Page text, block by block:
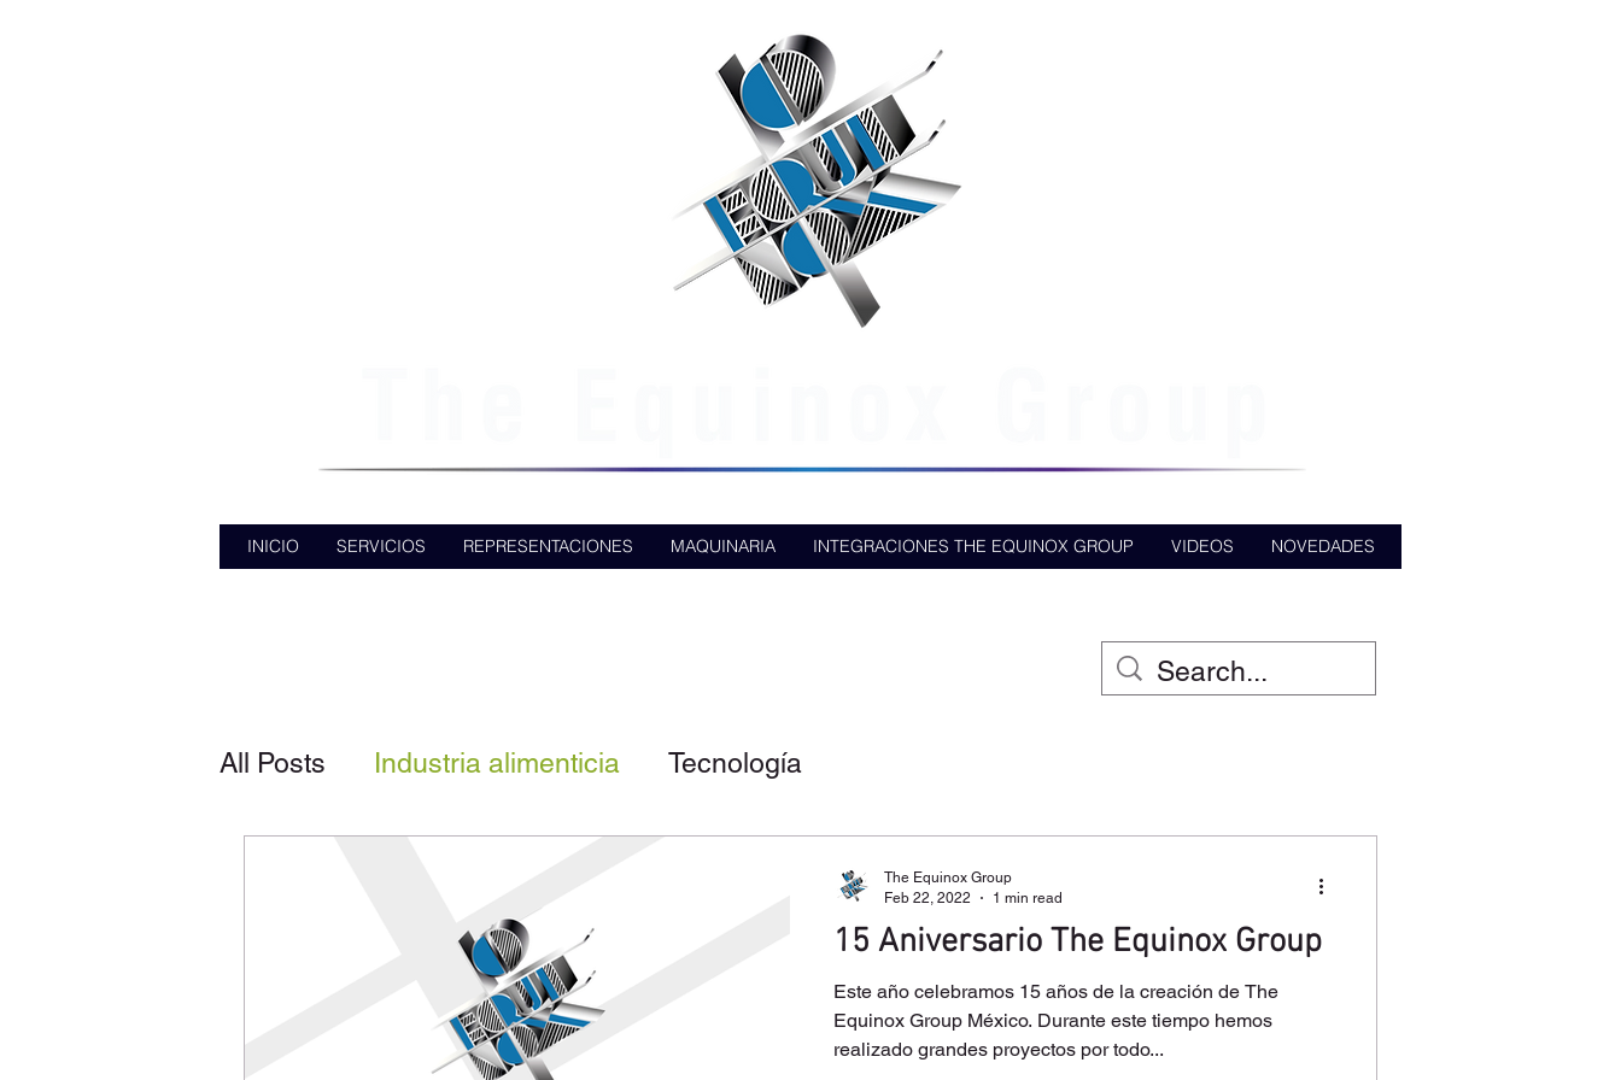
INICIO SERVICIOS REPRESENTACIONES MAQUINARIA INTEGRACIONES THE EQUINOX GROUP VIDEOS NOVEDADES
All Posts Industria alimenticia Tecnología
15 Aniversario The Equinox Group
Este año celebramos 15 años de la creación de The
Equinox Group México. Durante este tiempo hemos
realizado grandes proyectos por todo...
The Equinox Group
Feb 22, 2022
1 min read